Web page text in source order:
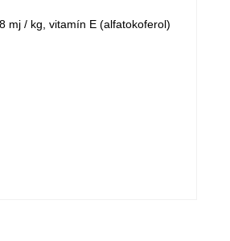
mj / kg, vitamín E (alfatokoferol)